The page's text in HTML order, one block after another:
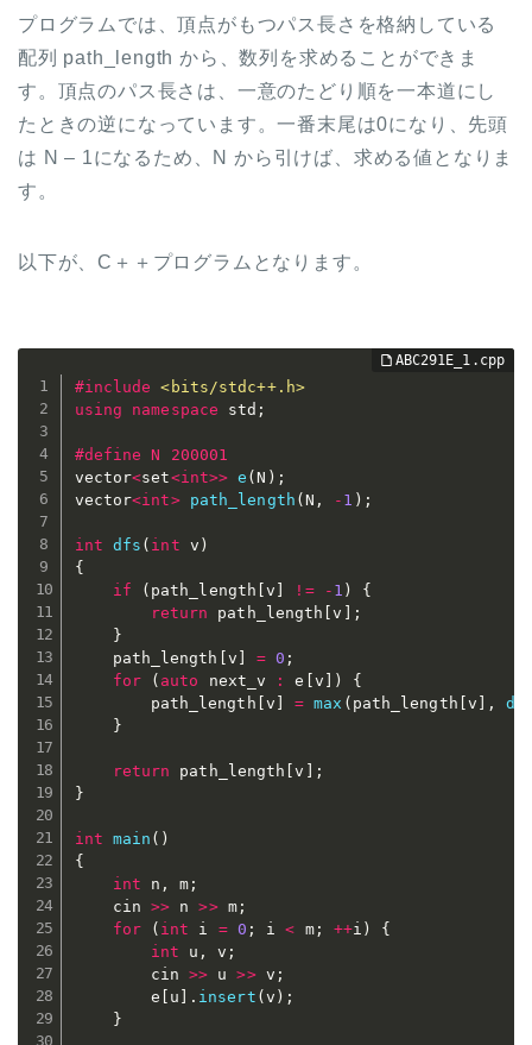
プログラムでは、頂点がもつパス長さを格納している
配列 path_length から、数列を求めることができま
す。頂点のパス長さは、一意のたどり順を一本道にし
たときの逆になっています。一番末尾は0になり、先頭
は N – 1になるため、N から引けば、求める値となりま
す。
以下が、C＋＋プログラムとなります。
#include
<bits/stdc++.h>
using
namespace std ;
#define N 200001
vector<set<int>> e (N ) ;
vector<int> path_length ( N , - 1 ) ;
int dfs ( int v )
{
if
( path_length [v != - 1 )
{
return path_length [v
;
}
	path_length
v = 0 ;
for
( auto next_v : e v )
{
		path_length
v = max ( path_length v ,
}
return path_length [v
;
}
int main ( )
{
int n , m ;
	cin
>> n >> m;
for
( int i = 0 ; i < m; ++i )
{
int u , v ;
		cin
>> u >> v ;
		e
u . insert ( v ) ;
}